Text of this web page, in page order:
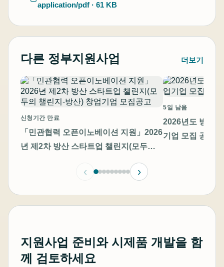
application/pdf · 61 KB
다른 정부지원사업 더보기
신청기간 만료
「민관협력 오픈이노베이션 지원」2026
년 제2차 방산 스타트업 챌린지(모두의
5일 남음
2026년도 방산
기업 모집 공고
‹ ›
지원사업 준비와 시제품 개발을 함
께 검토하세요